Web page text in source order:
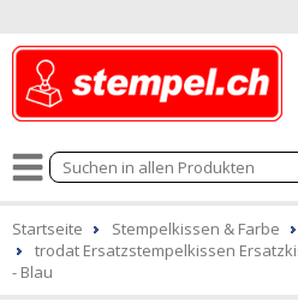
Startseite Stempelkissen & Farbe
trodat Ersatzstempelkissen
- Blau